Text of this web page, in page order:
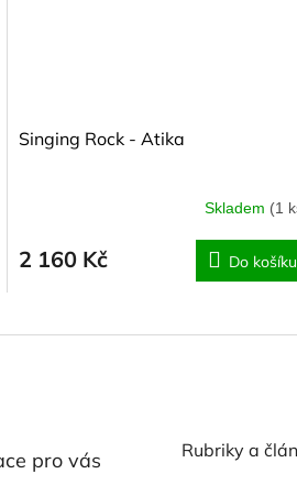
Singing Rock - Atika
Skladem (1
2 160 Kč Do košíku
pro vás Rubriky a